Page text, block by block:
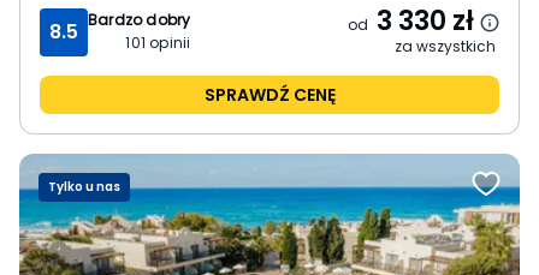
8.5 Bardzo dobry
101 opinii
od 3 330 zł
za wszystkich
SPRAWDŹ CENĘ
Tylko u nas